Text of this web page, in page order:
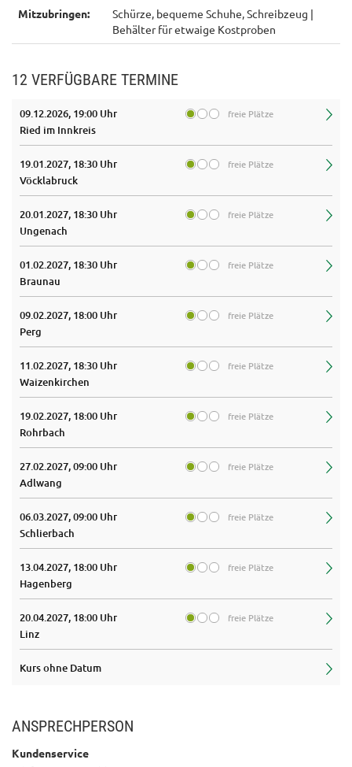
Mitzubringen:
Schürze, bequeme Schuhe, Schreibzeug |
Behälter für etwaige Kostproben
12 VERFÜGBARE TERMINE
09.12.2026, 19:00 Uhr freie Plätze
Ried im Innkreis
19.01.2027, 18:30 Uhr freie Plätze
Vöcklabruck
20.01.2027, 18:30 Uhr freie Plätze
Ungenach
01.02.2027, 18:30 Uhr freie Plätze
Braunau
09.02.2027, 18:00 Uhr freie Plätze
Perg
11.02.2027, 18:30 Uhr freie Plätze
Waizenkirchen
19.02.2027, 18:00 Uhr freie Plätze
Rohrbach
27.02.2027, 09:00 Uhr freie Plätze
Adlwang
06.03.2027, 09:00 Uhr freie Plätze
Schlierbach
13.04.2027, 18:00 Uhr freie Plätze
Hagenberg
20.04.2027, 18:00 Uhr freie Plätze
Linz
Kurs ohne Datum
ANSPRECHPERSON
Kundenservice